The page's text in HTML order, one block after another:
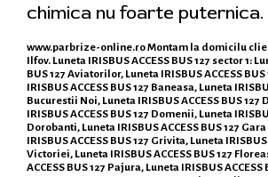
chimica nu foarte puternica.
www.parbrize-online.roMontam la domicilu
Ilfov. Luneta IRISBUS ACCESS BUS 127 sector 1:
BUS 127 Aviatorilor, Luneta IRISBUS ACCESS
IRISBUS ACCESS BUS 127 Baneasa, Luneta
Bucurestii Noi, Luneta IRISBUS ACCESS BUS
IRISBUS ACCESS BUS 127 Domenii, Luneta
Dorobanti, Luneta IRISBUS ACCESS BUS 127
IRISBUS ACCESS BUS 127 Grivita, Luneta IRISBUS
Victoriei, Luneta IRISBUS ACCESS BUS 127
ACCESS BUS 127 Pajura, Luneta IRISBUS